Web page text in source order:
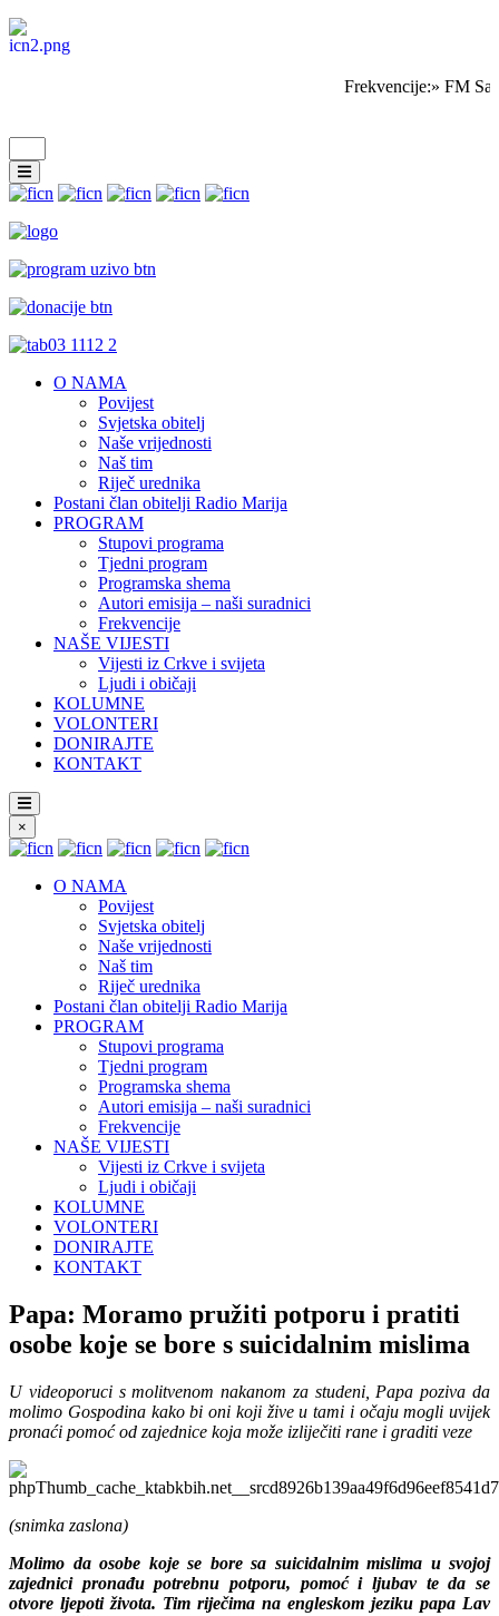
Frekvencije:» FM
O NAMA
Povijest
Svjetska obitelj
Naše vrijednosti
Naš tim
Riječ urednika
Postani član obitelji Radio Marija
PROGRAM
Stupovi programa
Tjedni program
Programska shema
Autori emisija – naši suradnici
Frekvencije
NAŠE VIJESTI
Vijesti iz Crkve i svijeta
Ljudi i običaji
KOLUMNE
VOLONTERI
DONIRAJTE
KONTAKT
×
O NAMA
Povijest
Svjetska obitelj
Naše vrijednosti
Naš tim
Riječ urednika
Postani član obitelji Radio Marija
PROGRAM
Stupovi programa
Tjedni program
Programska shema
Autori emisija – naši suradnici
Frekvencije
NAŠE VIJESTI
Vijesti iz Crkve i svijeta
Ljudi i običaji
KOLUMNE
VOLONTERI
DONIRAJTE
KONTAKT
Papa: Moramo pružiti potporu i pratiti
osobe koje se bore s suicidalnim mislima
U videoporuci s molitvenom nakanom za studeni, Papa poziva da
molimo Gospodina kako bi oni koji žive u tami i očaju mogli uvijek
pronaći pomoć od zajednice koja može izliječiti rane i graditi veze
(snimka zaslona)
Molimo da osobe koje se bore sa suicidalnim mislima u svojoj
zajednici pronađu potrebnu potporu, pomoć i ljubav te da se
otvore ljepoti života. Tim riječima na engleskom jeziku papa Lav